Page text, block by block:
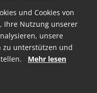
Auf Lager
und Cookies von
Ihre Nutzung unserer
unsere
zu unterstützen und
Mehr lesen